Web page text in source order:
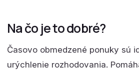
Na čo je to dobré?
Časovo obmedzené ponuky sú
urýchlenie rozhodovania.